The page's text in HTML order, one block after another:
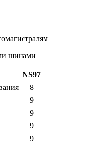
шинами
NS97
8
9
9
9
9